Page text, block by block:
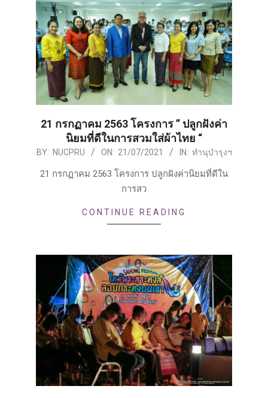
21 กรกฏาคม 2563 โครงการ ” ปลูกฝังค่า
นิยมที่ดีในการสวมใส่ผ้าไทย “
2021-
BY: NUCPRU ON: 21/07/2021 IN: ทำนุบำรุงฯ
21 กรกฏาคม 2563 โครงการ ปลูกฝังค่านิยมที่ดีใน
การสว
CONTINUE READING